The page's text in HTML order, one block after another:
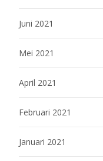
Juni 2021
Mei 2021
April 2021
Februari 2021
Januari 2021